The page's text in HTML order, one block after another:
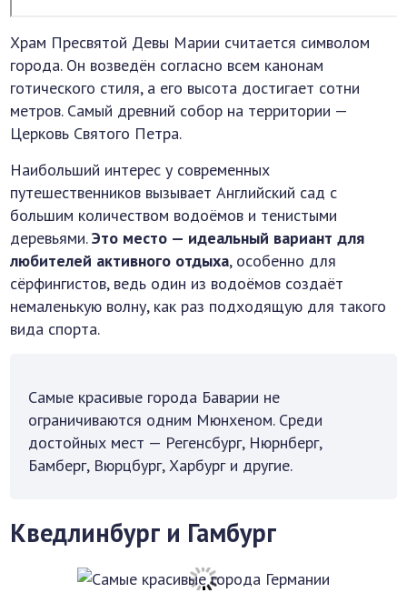
Храм Пресвятой Девы Марии считается символом
города. Он возведён согласно всем канонам
готического стиля, а его высота достигает сотни
метров. Самый древний собор на территории —
Церковь Святого Петра.
Наибольший интерес у современных
путешественников вызывает Английский сад с
большим количеством водоёмов и тенистыми
деревьями.Это место — идеальный вариант для
любителей активного отдыха, особенно для
сёрфингистов, ведь один из водоёмов создаёт
немаленькую волну, как раз подходящую для такого
вида спорта.
Самые красивые города Баварии не
ограничиваются одним Мюнхеном. Среди
достойных мест — Регенсбург, Нюрнберг,
Бамберг, Вюрцбург, Харбург и другие.
Кведлинбург и Гамбург